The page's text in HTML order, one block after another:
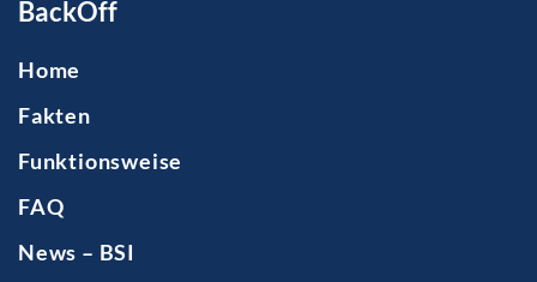
BackOff
Home
Fakten
Funktionsweise
FAQ
News – BSI